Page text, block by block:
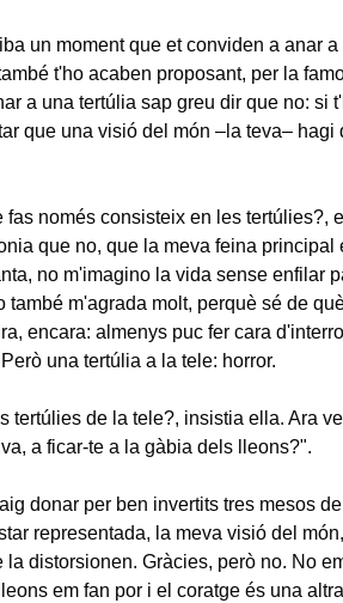
un moment que et conviden a anar a
t'ho acaben proposant, per la
a una tertúlia sap greu dir que no: si
que una visió del món –la teva– hagi
fas només consisteix en les tertúlies?,
que no, que la meva feina principal
no m'imagino la vida sense enfilar
també m'agrada molt, perquè sé de
encara: almenys puc fer cara
una tertúlia a la tele: horror.
tertúlies de la tele?, insistia ella. Ara
a ficar-te a la gàbia dels lleons?".
donar per ben invertits tres mesos
representada, la meva visió del
la distorsionen. Gràcies, però no. No
em fan por i el coratge és una